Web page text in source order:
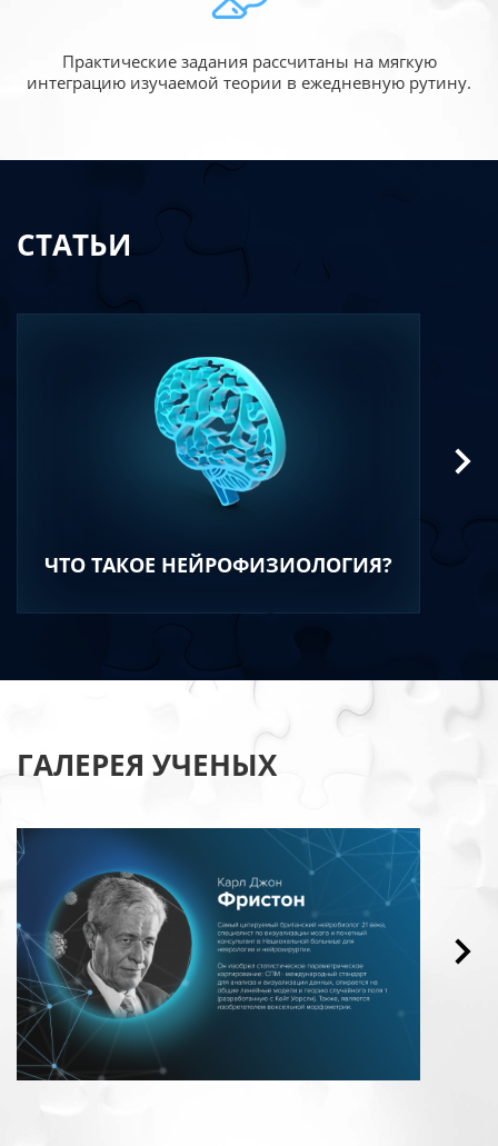
Практические задания рассчитаны на мягкую
интеграцию изучаемой теории в ежедневную рутину.
СТАТЬИ
ЧТО ТАКОЕ НЕЙРОФИЗИОЛОГИЯ?
ГАЛЕРЕЯ УЧЕНЫХ